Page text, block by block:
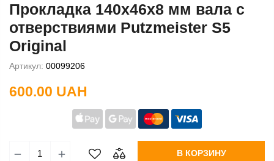
Прокладка 140х46х8 мм вала с
отверствиями Putzmeister S5
Original
Артикул: 00099206
600.00 UAH
В КОРЗИНУ